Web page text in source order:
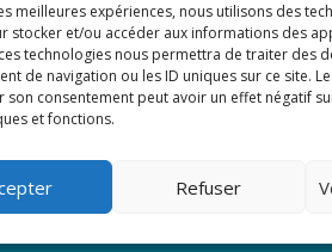
meilleures expériences, nous utilisons des
stocker et/ou accéder aux informations des
technologies nous permettra de traiter des
de navigation ou les ID uniques sur ce site.
son consentement peut avoir un effet négatif
et fonctions.
Refuser